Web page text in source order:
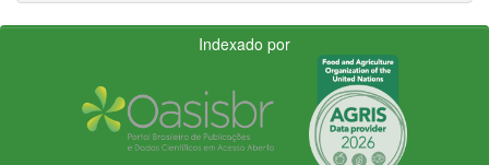
Indexado por